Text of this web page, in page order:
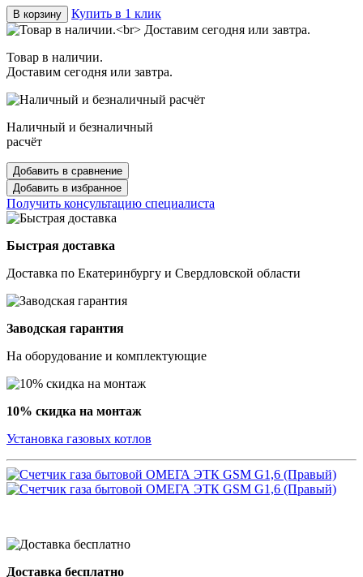
В корзину Купить в 1 клик
Товар в наличии.
Доставим сегодня или завтра.
Наличный и безналичный
расчёт
Добавить в сравнение
Добавить в избранное
Получить консультацию специалиста
Быстрая доставка
Доставка по Екатеринбургу и Свердловской области
Заводская гарантия
На оборудование и комплектующие
10% скидка на монтаж
Установка газовых котлов
Доставка бесплатно